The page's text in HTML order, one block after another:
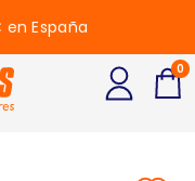
España
0